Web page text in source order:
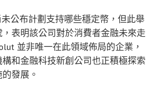
公布計劃支持哪些穩定幣，但此舉
表明該公司對於消費者金融未來走
並非唯一在此領域佈局的企業，
和金融科技新創公司也正積極探索
發展。